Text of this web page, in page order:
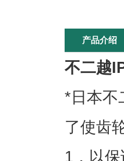
产品介绍
不二越
*日本不
了使齿
1，以